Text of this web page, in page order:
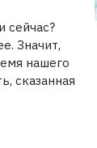
сейчас?
Значит,
нашего
сказанная